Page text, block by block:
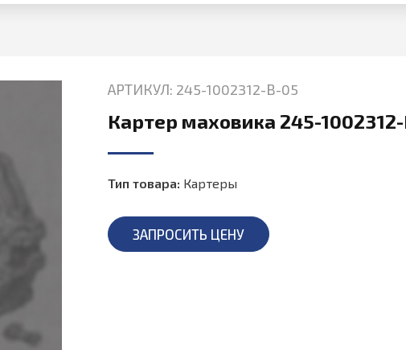
АРТИКУЛ: 245-1002312-В-05
Картер маховика 245-
Тип товара: Картеры
ЗАПРОСИТЬ ЦЕНУ